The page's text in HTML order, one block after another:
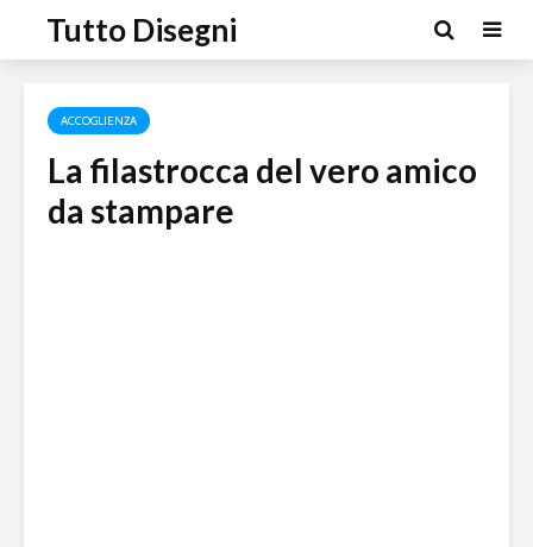
Tutto Disegni
ACCOGLIENZA
La filastrocca del vero amico
da stampare